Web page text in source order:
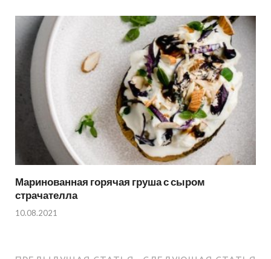
Маринованная горячая груша с сыром
страчателла
10.08.2021